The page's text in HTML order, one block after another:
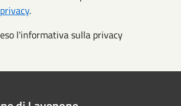
.
l'informativa sulla privacy